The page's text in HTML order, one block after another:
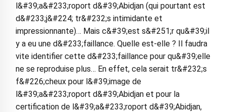
l&#39;a&#233;roport d&#39;Abidjan (qui pourtant est
d&#233;j&#224; tr&#232;s intimidante et
impressionnante)… Mais c&#39;est s&#251;r qu&#39;il
y a eu une d&#233;faillance. Quelle est-elle ? Il faudra
vite identifier cette d&#233;faillance pour qu&#39;elle
ne se reproduise plus… En effet, cela serait tr&#232;s
f&#226;cheux pour l&#39;image de
l&#39;a&#233;roport d&#39;Abidjan et pour la
certification de l&#39;a&#233;roport d&#39;Abidjan,